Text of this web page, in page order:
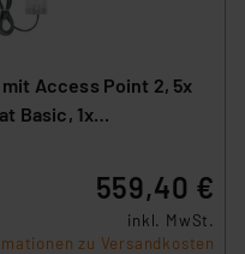
Access Point 2, 5x
Basic, 1x
559,40 €
inkl. MwSt.
zu Versandkosten